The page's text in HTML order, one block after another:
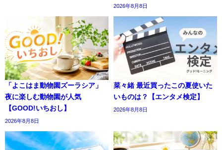
2026年8月8日
「よこはま動物園ズーラシア」
夜に楽しむ動物園が人気
【GOOD!いちおし】
2026年8月8日
菜々緒 最近買ったこの夏使いた
いものは？【エンタメ検定】
2026年8月8日